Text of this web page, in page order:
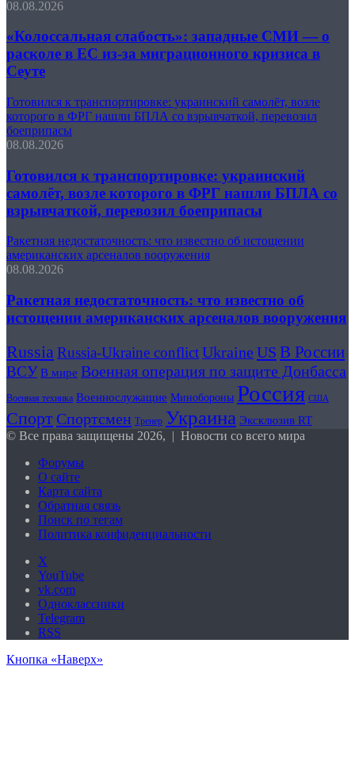
08.08.2026
«Колоссальная слабость»: западные СМИ — о
расколе в ЕС из-за миграционного кризиса в
Сеуте
Готовился к транспортировке: украинский самолёт, возле
которого в ФРГ нашли БПЛА со взрывчаткой, перевозил
боеприпасы
08.08.2026
Готовился к транспортировке: украинский
самолёт, возле которого в ФРГ нашли БПЛА со
взрывчаткой, перевозил боеприпасы
Ракетная недостаточность: что известно об истощении
американских арсеналов вооружения
08.08.2026
Ракетная недостаточность: что известно об
истощении американских арсеналов вооружения
Russia Russia-Ukraine conflictUkraine US В России
ВСУ В мире Военная операция по защите Донбасса
Военная техника Военнослужащие Минобороны Россия США
СпортСпортсмен Тренер Украина Эксклюзив RT
© Все права защищены 2026, | Новости со всего мира
Форумы
О сайте
Карта сайта
Обратная связь
Поиск по тегам
Политика конфиденциальности
X
YouTube
vk.com
Одноклассники
Telegram
RSS
Кнопка «Наверх»